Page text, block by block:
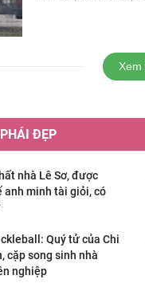
Xem
ĐẸP
nhà Lê Sơ, được
anh minh tài giỏi, có
Quý tử của Chi
cặp song sinh nhà
nghiệp